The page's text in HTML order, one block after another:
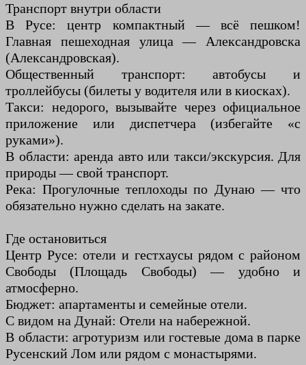
Транспорт внутри области
В Русе: центр компактный — всё пешком!
Главная пешеходная улица — Александровска
(Александровская).
Общественный транспорт: автобусы и
троллейбусы (билеты у водителя или в киосках).
Такси: недорого, вызывайте через официальное
приложение или диспетчера (избегайте «с
руками»).
В области: аренда авто или такси/экскурсия. Для
природы — свой транспорт.
Река: Прогулочные теплоходы по Дунаю — что
обязательно нужно сделать на закате.
Где остановиться
Центр Русе: отели и гестхаусы рядом с районом
Свободы (Площадь Свободы) — удобно и
атмосферно.
Бюджет: апартаменты и семейные отели.
С видом на Дунай: Отели на набережной.
В области: агротуризм или гостевые дома в парке
Русенский Лом или рядом с монастырями.